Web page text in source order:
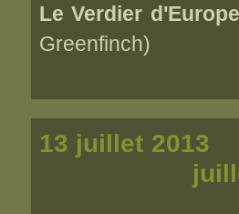
Le Verdier
Greenfinch)
13